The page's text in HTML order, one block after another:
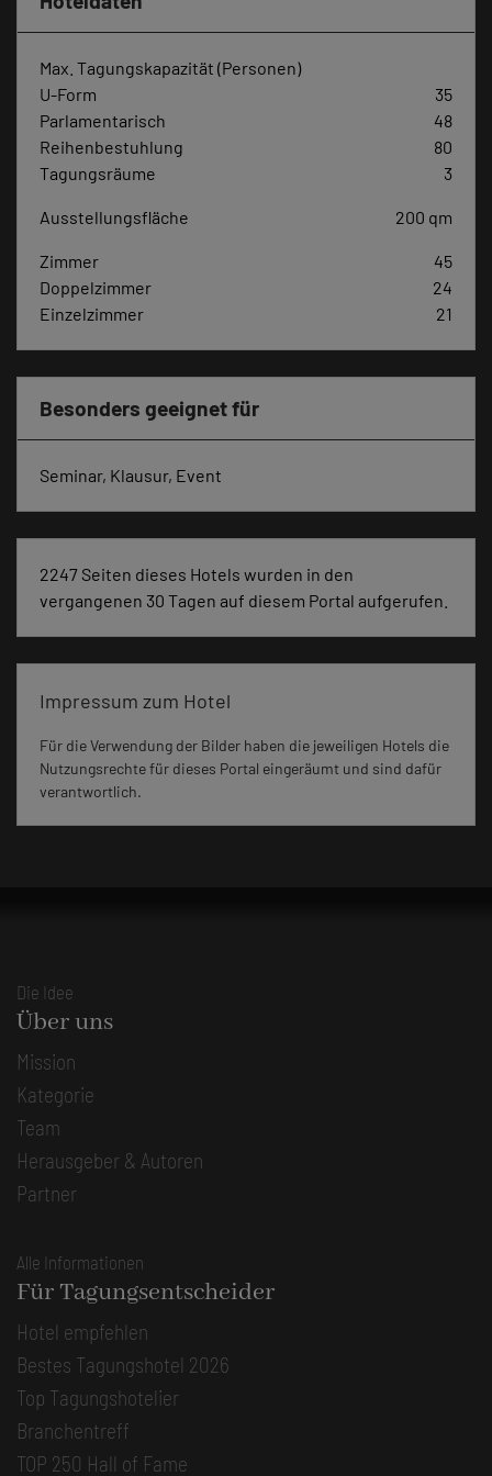
Max. Tagungskapazität (Personen)
U-Form
35
Parlamentarisch
48
Reihenbestuhlung
80
Tagungsräume
3
Ausstellungsfläche 200 qm
Zimmer
45
Doppelzimmer
24
Einzelzimmer
21
Besonders geeignet für
Seminar, Klausur, Event
2247 Seiten dieses Hotels wurden in den
vergangenen 30 Tagen auf diesem Portal aufgerufen.
Impressum zum Hotel
Für die Verwendung der Bilder haben die jeweiligen Hotels die
Nutzungsrechte für dieses Portal eingeräumt und sind dafür
verantwortlich.
Die Idee
Über uns
Mission
Kategorie
Team
Herausgeber & Autoren
Partner
Alle Informationen
Für Tagungsentscheider
Hotel empfehlen
Bestes Tagungshotel 2026
Top Tagungshotelier
Branchentreff
TOP 250 Hall of Fame